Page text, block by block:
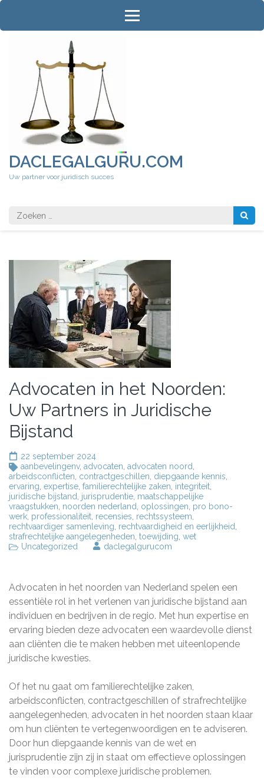
Ga
inhoud
DACLEGALGURU.COM
Uw partner voor juridisch succes
Zoeken
naar:
Advocaten in het Noorden:
Uw Partners in Juridische
Bijstand
22 september 2024
aanbevelingenv, advocaten advocaten noord
arbeidsconflicten contractgeschillen diepgaande kennis
ervaring expertise familierechtelijke zaken integriteit
juridische bijstand
jurisprudentie maatschappelijke
vraagstukken noorden nederland oplossingen pro bono-
werk professionaliteit recensies rechtssysteem
rechtvaardiger samenleving rechtvaardigheid en eerlijkheid
strafrechtelijke aangelegenheden toewijding wet
Uncategorized
daclegalgurucom
Advocaten in het noorden van Nederland spelen een
essentiële rol in het verlenen van juridische bijstand aan
individuen en bedrijven in de regio. Met hun expertise en
ervaring bieden deze advocaten een waardevolle dienst
aan cliënten die te maken hebben met uiteenlopende
juridische kwesties.
Of het nu gaat om familierechtelijke zaken,
arbeidsconflicten, contractgeschillen of strafrechtelijke
aangelegenheden, advocaten in het noorden staan klaar
om hun cliënten te vertegenwoordigen en te adviseren.
Door hun diepgaande kennis van de wet en
jurisprudentie zijn zij in staat om effectieve oplossingen
te vinden voor complexe juridische problemen.